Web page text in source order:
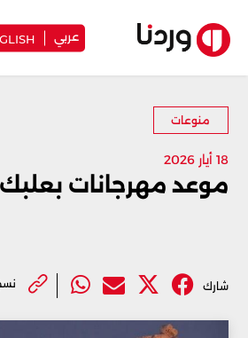
عربي
منوعات
18 أيار 2026
موعد مهرجانات بعلبك
شارك